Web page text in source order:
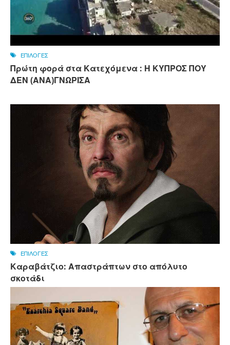
ΕΠΙΛΟΓΕΣ
Πρώτη φορά στα Κατεχόμενα : Η ΚΥΠΡΟΣ ΠΟΥ
ΔΕΝ (ΑΝΑ)ΓΝΩΡΙΣΑ
ΕΠΙΛΟΓΕΣ
Καραβάτζιο: Απαστράπτων στο απόλυτο
σκοτάδι